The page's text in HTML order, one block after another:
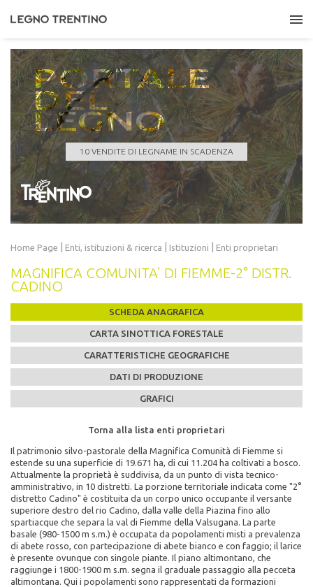
PORTALE
DEL
LEGNO
10 VENDITE DI LEGNAME IN SCADENZA
COMUNE DI GIUSTINO
Quantità
647,000 m³
Data scadenza
10/08/2026 11:00:00
LEGGI TUTTO
Home Page Enti, istituzioni & ricerca Istituzioni Enti proprietari
MAGNIFICA COMUNITA' DI FIEMME-2° DISTR.
CADINO
SCHEDA ANAGRAFICA
CARTA SINOTTICA FORESTALE
CARATTERISTICHE GEOGRAFICHE
DATI DI PRODUZIONE
GRAFICI
Torna alla lista enti proprietari
Il patrimonio silvo-pastorale della Magnifica Comunità di Fiemme si
estende su una superficie di 19.671 ha, di cui 11.204 ha coltivati a bosco.
Attualmente la proprietà è suddivisa, da un punto di vista tecnico-
amministrativo, in 10 distretti. La porzione territoriale indicata come "2°
distretto Cadino" è costituita da un corpo unico occupante il versante
superiore destro del rio Cadino, dalla valle della Piazina fino allo
spartiacque che separa la val di Fiemme della Valsugana. La parte
basale (980-1500 m s.m.) è occupata da popolamenti misti a prevalenza
di abete rosso, con partecipazione di abete bianco e con faggio; il larice
è presente ovunque con singole piante. Il piano altimontano, che
raggiunge i 1800-1900 m s.m. segna il graduale passaggio alla pecceta
altimontana. Qui i popolamenti sono rappresentati da formazioni
Torna alla lista enti proprietari
Scarica la mappa sinottica forestale del comune di
MAGNIFICA COMUNITA' DI FIEMME-2° DISTR. CADINO
cliccando qui
Torna alla lista enti proprietari
Caratteristiche Stazionali:
Altitudine Minima: 940
Altitudine Massima: 2250
Altitudine Prevalente: 1662
Esposizione: sud/ovest, ovest
Caratteristiche Geologiche:
Substrato Geologico: riolite (porfido)
Torna alla lista enti proprietari
PEFC n°:
PEFC/18-41-24
FSC n°:
FSC IT08/0714
Scadenza del piano di assestamento:
2001-2010
Superficie di proprietà totale (in ettari):
3004
Torna alla lista enti proprietari
Specie Legnose: